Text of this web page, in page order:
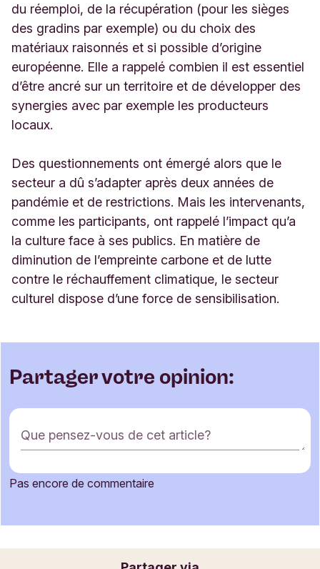
du réemploi, de la récupération (pour les sièges
des gradins par exemple) ou du choix des
matériaux raisonnés et si possible d’origine
européenne. Elle a rappelé combien il est essentiel
d’être ancré sur un territoire et de développer des
synergies avec par exemple les producteurs
locaux.
Des questionnements ont émergé alors que le
secteur a dû s’adapter après deux années de
pandémie et de restrictions. Mais les intervenants,
comme les participants, ont rappelé l’impact qu’a
la culture face à ses publics. En matière de
diminution de l’empreinte carbone et de lutte
contre le réchauffement climatique, le secteur
culturel dispose d’une force de sensibilisation.
Partager votre opinion:
F
o
m
a
Que pensez-vous de cet article?
Votre adresse e-mail
Pas encore de commentaire